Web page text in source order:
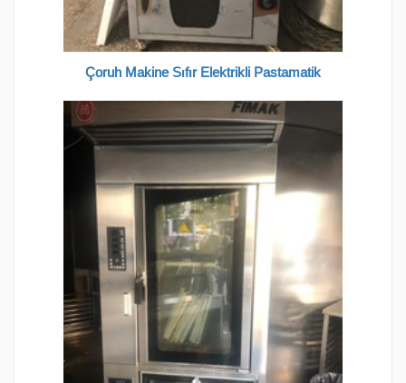
Çoruh Makine Sıfır Elektrikli Pastamatik